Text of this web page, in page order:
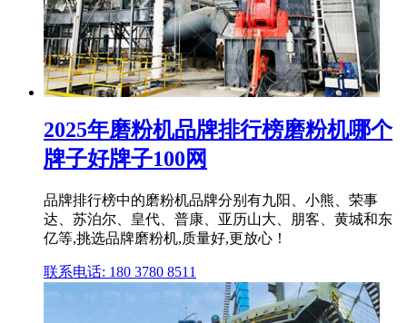
2025年磨粉机品牌排行榜磨粉机哪个
牌子好牌子100网
品牌排行榜中的磨粉机品牌分别有九阳、小熊、荣事
达、苏泊尔、皇代、普康、亚历山大、朋客、黄城和东
亿等,挑选品牌磨粉机,质量好,更放心！
联系电话: 180 3780 8511